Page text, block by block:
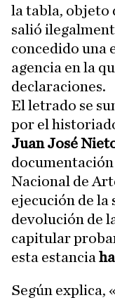
la tabla, objeto
salió
concedido una
agencia en la
declaraciones.
El letrado se
por el
Juan José
Nacional de
ejecución de la
devolución de
capitular
esta estancia
Según explica,